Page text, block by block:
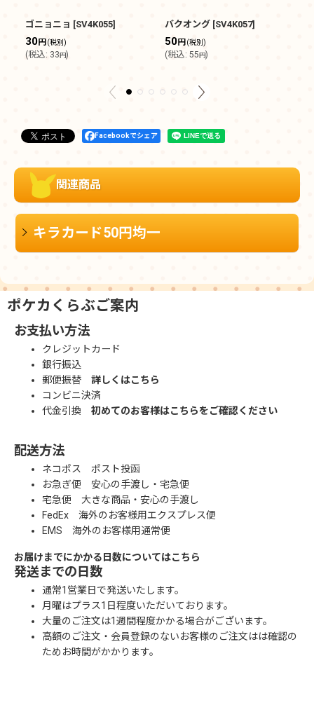
ゴニョニョ [SV4K055]
30円(税別)
(税込: 33円)
バクオング [SV4K057]
50円(税別)
(税込: 55円)
Facebookでシェア
関連商品
キラカード50円均一
ポケカくらぶご案内
お支払い方法
クレジットカード
銀行振込
郵便振替 詳しくはこちら
コンビニ決済
代金引換 初めてのお客様はこちらをご確認ください
配送方法
ネコポス ポスト投函
お急ぎ便 安心の手渡し・宅急便
宅急便 大きな商品・安心の手渡し
FedEx 海外のお客様用エクスプレス便
EMS 海外のお客様用通常便
お届けまでにかかる日数についてはこちら
発送までの日数
通常1営業日で発送いたします。
月曜はプラス1日程度いただいております。
大量のご注文は1週間程度かかる場合がございます。
高額のご注文・会員登録のないお客様のご注文はは確認の
ためお時間がかかります。